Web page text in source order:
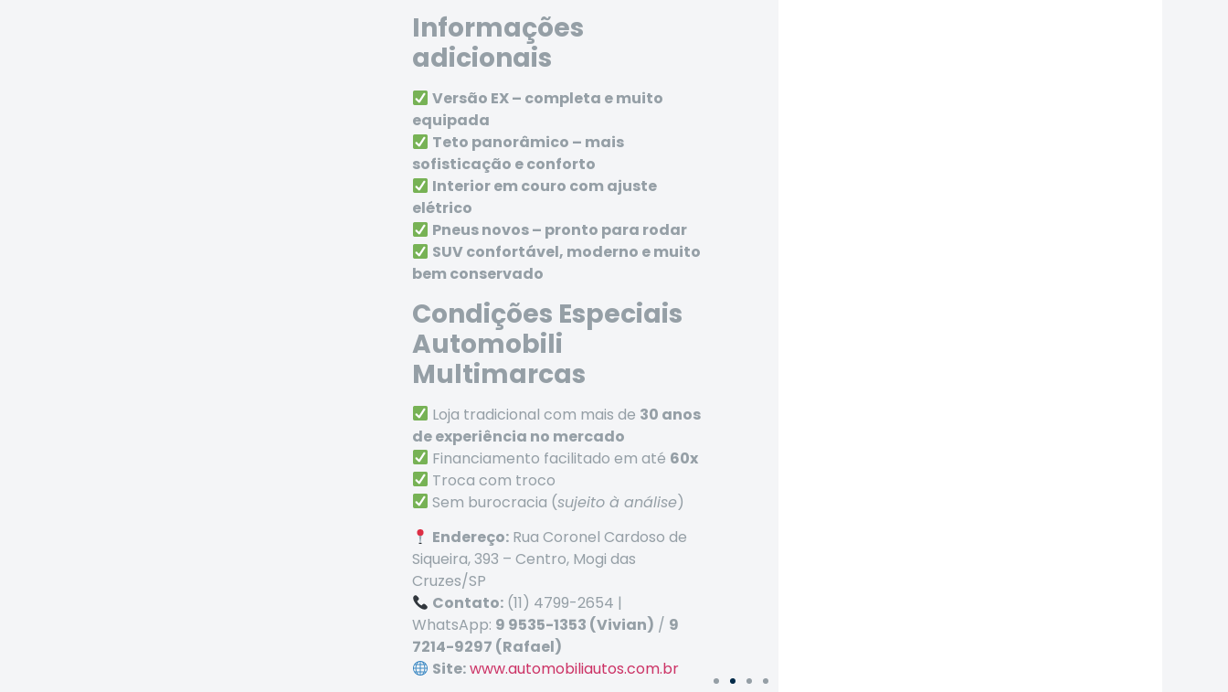
Informações
adicionais
Versão EX – completa e muito
equipada
Teto panorâmico – mais
sofisticação e conforto
Interior em couro com ajuste
elétrico
Pneus novos – pronto para rodar
SUV confortável, moderno e muito
bem conservado
Condições Especiais
Automobili
Multimarcas
Loja tradicional com mais de 30 anos
de experiência no mercado
Financiamento facilitado em até 60x
Troca com troco
Sem burocracia (sujeito à análise)
Endereço: Rua Coronel Cardoso de
Siqueira, 393 – Centro, Mogi das
Cruzes/SP
Contato: (11) 4799-2654 |
WhatsApp: 9 9535-1353 (Vivian) / 9
7214-9297 (Rafael)
Site:www.automobiliautos.com.br